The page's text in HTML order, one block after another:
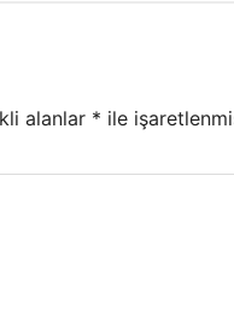
alanlar * ile